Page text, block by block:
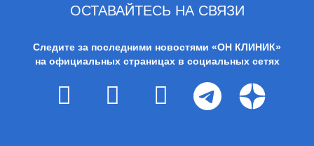
ОСТАВАЙТЕСЬ НА СВЯЗИ
Следите за последними новостями «ОН КЛИНИК»
на официальных страницах в социальных сетях